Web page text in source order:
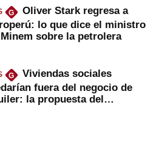
G
Oliver Stark regresa a
lo que dice el ministro
sobre la petrolera
G
Viviendas sociales
fuera del negocio de
la propuesta del